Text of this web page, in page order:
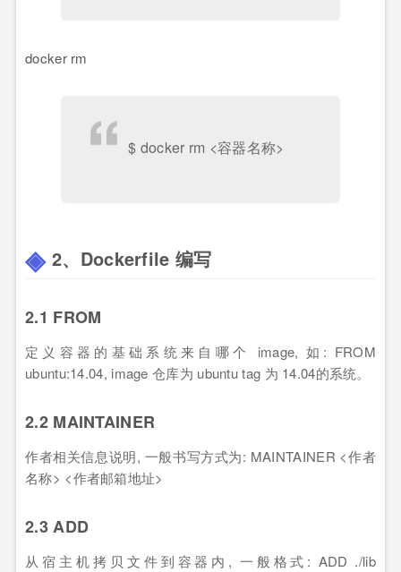
docker rm
$ docker rm <容器名称>
2、Dockerfile 编写
2.1 FROM
定义容器的基础系统来自哪个 image, 如: FROM
ubuntu:14.04, image 仓库为 ubuntu tag 为 14.04的系统。
2.2 MAINTAINER
作者相关信息说明, 一般书写方式为: MAINTAINER <作者
名称> <作者邮箱地址>
2.3 ADD
从宿主机拷贝文件到容器内, 一般格式: ADD ./lib